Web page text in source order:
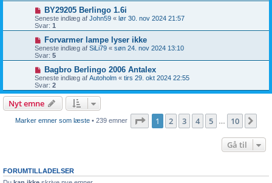
BY29205 Berlingo 1.6i
Seneste indlæg af John59 « lør 30. nov 2024 21:57
Svar: 1
Forvarmer lampe lyser ikke
Seneste indlæg af SiLi79 « søn 24. nov 2024 13:10
Svar: 5
Bagbro Berlingo 2006 Antalex
Seneste indlæg af Autoholm « tirs 29. okt 2024 22:55
Svar: 2
Nyt emne
Marker emner som læste • 239 emner Side af 10
1 2 3 4 5 10
Gå til
FORUMTILLADELSER